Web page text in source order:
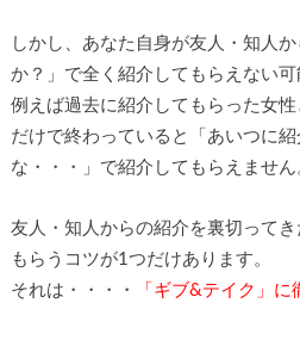
しかし、あなた自身が友人・知人
か？」で全く紹介してもらえない可
例えば過去に紹介してもらった女
だけで終わっていると「あいつに
な・・・」で紹介してもらえません
友人・知人からの紹介を裏切って
もらうコツが1つだけあります。
それは・・・・
「ギブ&テイク」に